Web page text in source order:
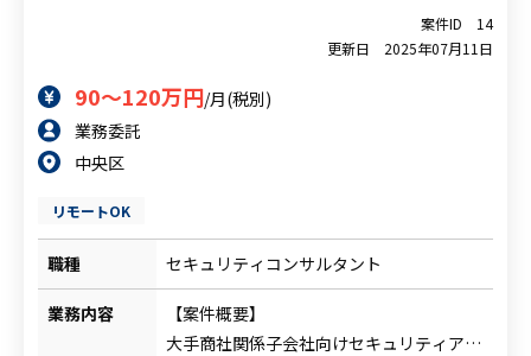
案件について相談
案件ID
14
更新日
2025年07月11日
90～120万円/月(税別)
業務委託
中央区
リモートOK
職種 セキュリティコンサルタント
業務内容
【案件概要】
大手商社関係子会社向けセキュリティアセ